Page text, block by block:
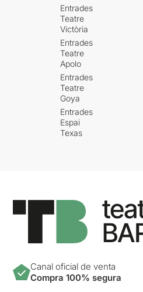
Entrades
Teatre
Victòria
Entrades
Teatre
Apolo
Entrades
Teatre
Goya
Entrades
Espai
Texas
Canal oficial de venta
Compra 100% segura